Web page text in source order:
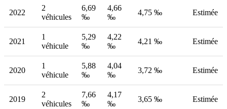
2022
2
véhicules
6,69
‰
4,66
‰
4,75 ‰ Estimée
2021
1
véhicule
5,29
‰
4,22
‰
4,21 ‰ Estimée
2020
1
véhicule
5,88
‰
4,04
‰
3,72 ‰ Estimée
2019
2
véhicules
7,66
‰
4,17
‰
3,65 ‰ Estimée